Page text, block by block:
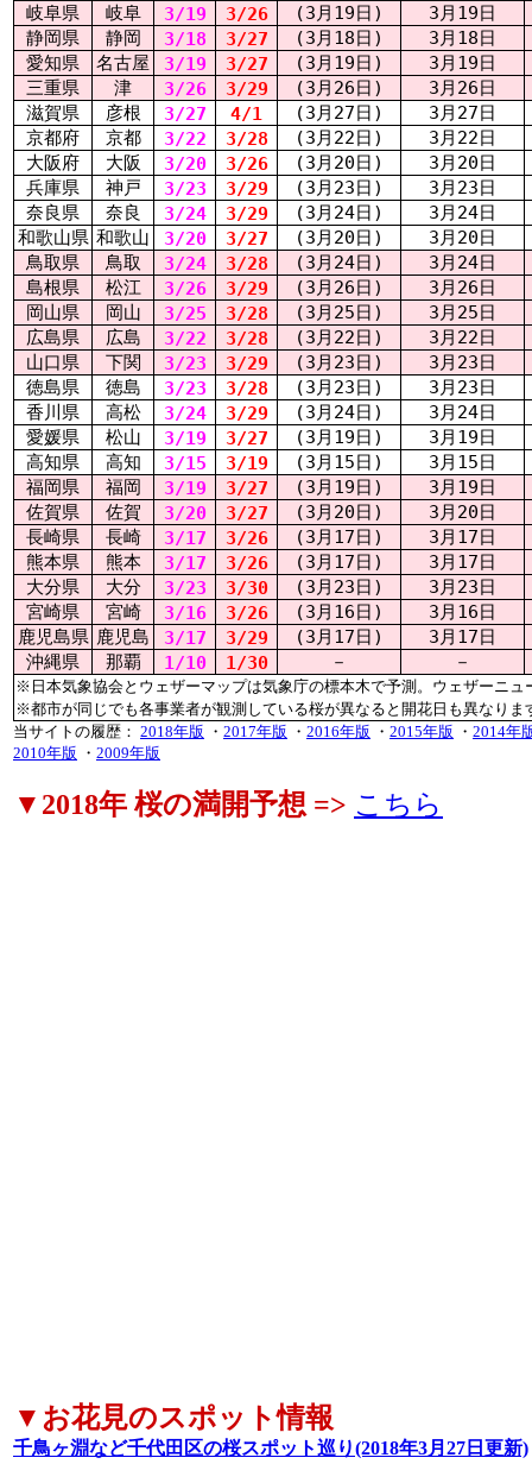
岐阜県
岐阜 3/19 3/26 (3月19日)
3月19日
静岡県
静岡 3/18 3/27 (3月18日)
3月18日
愛知県
名古屋 3/19 3/27 (3月19日)
3月19日
三重県
津 3/26 3/29 (3月26日)
3月26日
滋賀県
彦根 3/27 4/1 (3月27日)
3月27日
京都府
京都 3/22 3/28 (3月22日)
3月22日
大阪府
大阪 3/20 3/26 (3月20日)
3月20日
兵庫県
神戸 3/23 3/29 (3月23日)
3月23日
奈良県
奈良 3/24 3/29 (3月24日)
3月24日
和歌山県 和歌山 3/20 3/27 (3月20日)
3月20日
鳥取県
鳥取 3/24 3/28 (3月24日)
3月24日
島根県
松江 3/26 3/29 (3月26日)
3月26日
岡山県
岡山 3/25 3/28 (3月25日)
3月25日
広島県
広島 3/22 3/28 (3月22日)
3月22日
山口県
下関 3/23 3/29 (3月23日)
3月23日
徳島県
徳島 3/23 3/28 (3月23日)
3月23日
香川県
高松 3/24 3/29 (3月24日)
3月24日
愛媛県
松山 3/19 3/27 (3月19日)
3月19日
高知県
高知 3/15 3/19 (3月15日)
3月15日
福岡県
福岡 3/19 3/27 (3月19日)
3月19日
佐賀県
佐賀 3/20 3/27 (3月20日)
3月20日
長崎県
長崎 3/17 3/26 (3月17日)
3月17日
熊本県
熊本 3/17 3/26 (3月17日)
3月17日
大分県
大分 3/23 3/30 (3月23日)
3月23日
宮崎県
宮崎 3/16 3/26 (3月16日)
3月16日
鹿児島県 鹿児島 3/17 3/29 (3月17日)
3月17日
沖縄県
那覇 1/10 1/30 － －
※日本気象協会とウェザーマップは気象庁の標本木で予測。ウェザーニュ
※都市が同じでも各事業者が観測している桜が異なると開花日も異なりま
当サイトの履歴： 2018年版 ・ 2017年版 ・ 2016年版 ・ 2015年版 ・ 2014年
2010年版 ・ 2009年版
▼2018年 桜の満開予想 => こちら
▼お花見のスポット情報
千鳥ヶ淵など千代田区の桜スポット巡り(2018年3月27日更新)